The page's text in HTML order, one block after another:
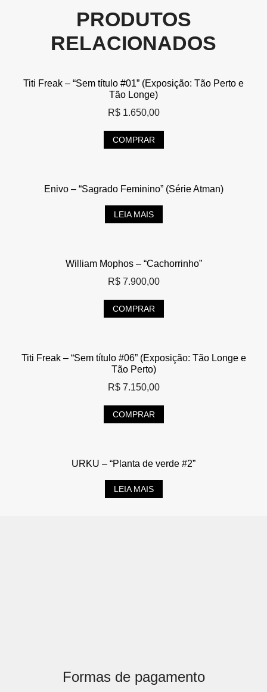
PRODUTOS
RELACIONADOS
Titi Freak – “Sem título #01” (Exposição: Tão Perto e
Tão Longe)
R$1.650,00
COMPRAR
Enivo – “Sagrado Feminino” (Série Atman)
LEIA MAIS
William Mophos – “Cachorrinho”
R$7.900,00
COMPRAR
Titi Freak – “Sem título #06” (Exposição: Tão Longe e
Tão Perto)
R$7.150,00
COMPRAR
URKU – “Planta de verde #2”
LEIA MAIS
Formas de pagamento